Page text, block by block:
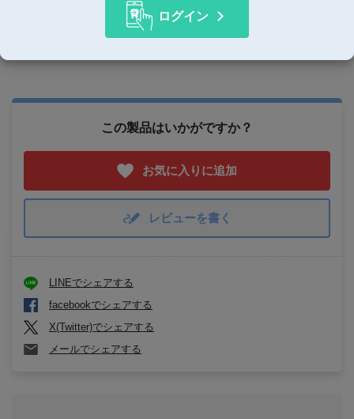
￥230-
歯ブラシ
この製品はいかがですか？
お気に入りに追加
レビューを書く
LINEでシェアする
facebookでシェアする
X(Twitter)でシェアする
メールでシェアする
ログイン